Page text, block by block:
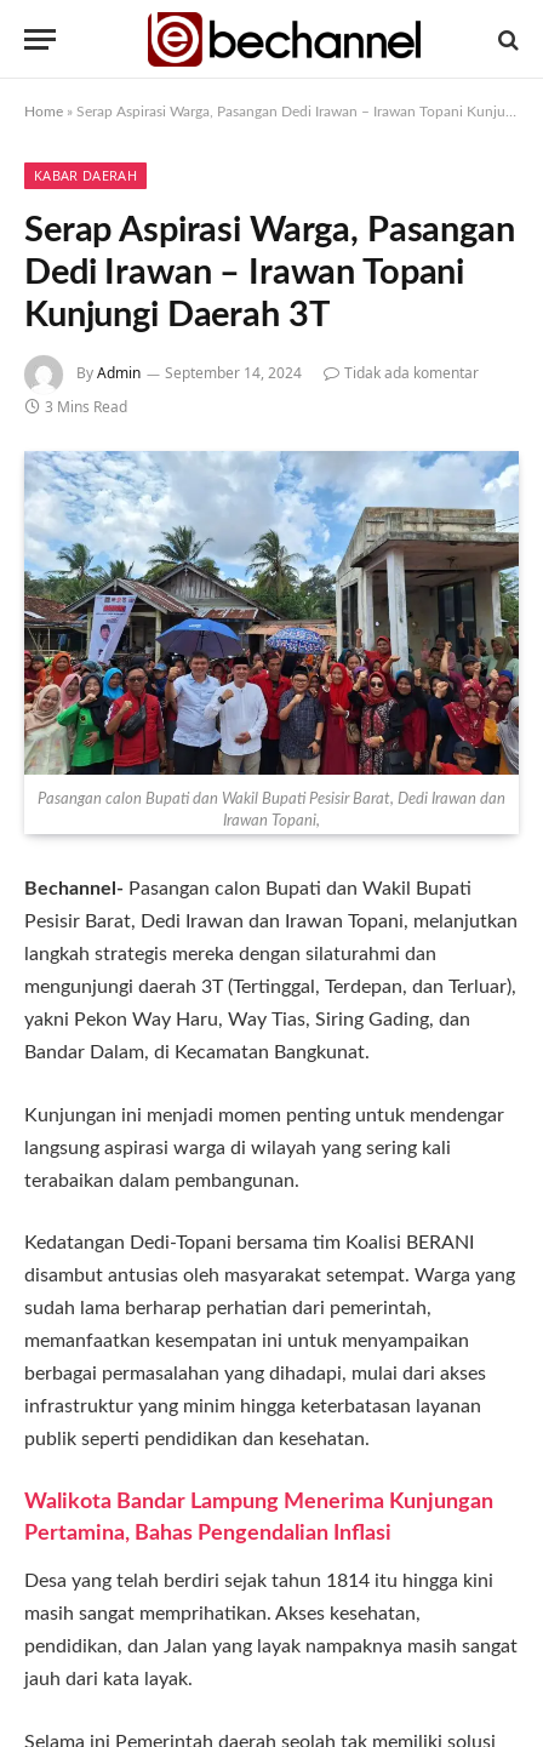
Home » Serap Aspirasi Warga, Pasangan Dedi Irawan – Irawan Topani Kunjungi Daerah 3T
KABAR DAERAH
Serap Aspirasi Warga, Pasangan
Dedi Irawan – Irawan Topani
Kunjungi Daerah 3T
ByAdmin September 14, 2024
Tidak ada komentar
3 Mins Read
Pasangan calon Bupati dan Wakil Bupati Pesisir Barat, Dedi Irawan dan
Irawan Topani,
Bechannel- Pasangan calon Bupati dan Wakil Bupati
Pesisir Barat, Dedi Irawan dan Irawan Topani, melanjutkan
langkah strategis mereka dengan silaturahmi dan
mengunjungi daerah 3T (Tertinggal, Terdepan, dan Terluar),
yakni Pekon Way Haru, Way Tias, Siring Gading, dan
Bandar Dalam, di Kecamatan Bangkunat.
Kunjungan ini menjadi momen penting untuk mendengar
langsung aspirasi warga di wilayah yang sering kali
terabaikan dalam pembangunan.
Kedatangan Dedi-Topani bersama tim Koalisi BERANI
disambut antusias oleh masyarakat setempat. Warga yang
sudah lama berharap perhatian dari pemerintah,
memanfaatkan kesempatan ini untuk menyampaikan
berbagai permasalahan yang dihadapi, mulai dari akses
infrastruktur yang minim hingga keterbatasan layanan
publik seperti pendidikan dan kesehatan.
Walikota Bandar Lampung Menerima Kunjungan
Pertamina, Bahas Pengendalian Inflasi
Desa yang telah berdiri sejak tahun 1814 itu hingga kini
masih sangat memprihatikan. Akses kesehatan,
pendidikan, dan Jalan yang layak nampaknya masih sangat
jauh dari kata layak.
Selama ini Pemerintah daerah seolah tak memiliki solusi